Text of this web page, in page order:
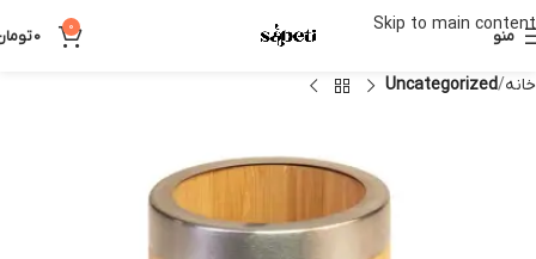
Skip to main content
منو 0
0
خانه Uncategorized